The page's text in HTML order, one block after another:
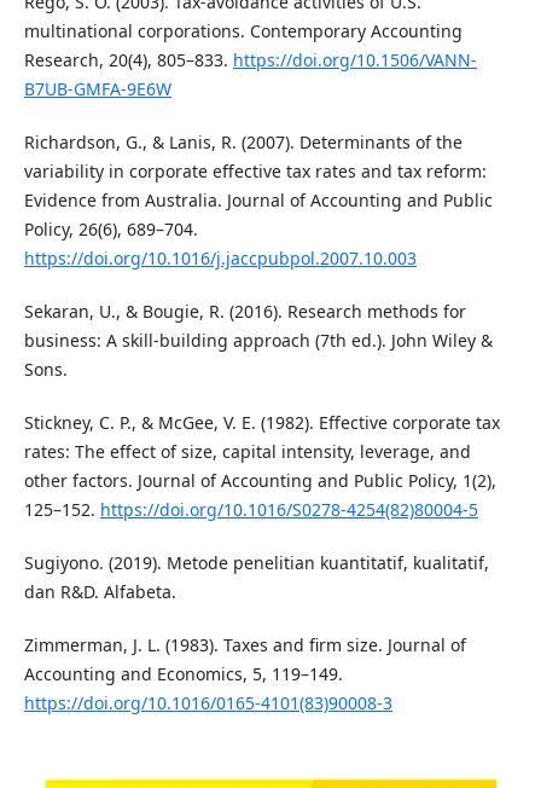
multinational corporations. Contemporary Accounting
Research, 20(4), 805–833. https://doi.org/10.1506/VANN-
B7UB-GMFA-9E6W
Richardson, G., & Lanis, R. (2007). Determinants of the
variability in corporate effective tax rates and tax reform:
Evidence from Australia. Journal of Accounting and Public
Policy, 26(6), 689–704.
https://doi.org/10.1016/j.jaccpubpol.2007.10.003
Sekaran, U., & Bougie, R. (2016). Research methods for
business: A skill-building approach (7th ed.). John Wiley &
Sons.
Stickney, C. P., & McGee, V. E. (1982). Effective corporate tax
rates: The effect of size, capital intensity, leverage, and
other factors. Journal of Accounting and Public Policy, 1(2),
125–152. https://doi.org/10.1016/S0278-4254(82)80004-5
Sugiyono. (2019). Metode penelitian kuantitatif, kualitatif,
dan R&D. Alfabeta.
Zimmerman, J. L. (1983). Taxes and firm size. Journal of
Accounting and Economics, 5, 119–149.
https://doi.org/10.1016/0165-4101(83)90008-3